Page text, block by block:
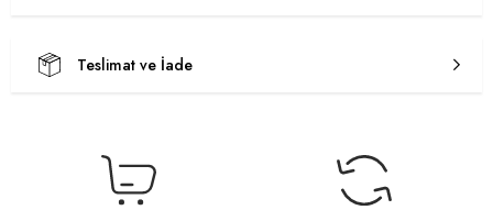
Teslimat ve İade